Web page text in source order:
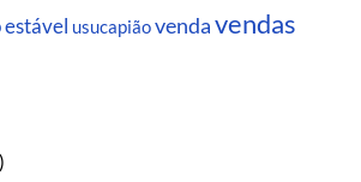
estável usucapiãovendavendas